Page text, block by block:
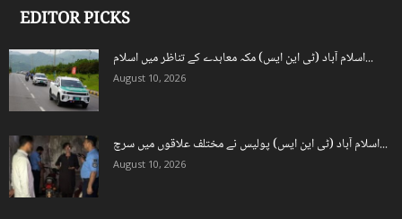
EDITOR PICKS
اسلام آباد (ٹی این ایس) مکہ معاہدے کے تناظر میں اسلام...
August 10, 2026
اسلام آباد (ٹی این ایس) پولیس نے مختلف علاقوں میں سرچ...
August 10, 2026